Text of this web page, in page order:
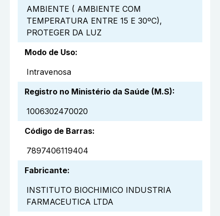
AMBIENTE ( AMBIENTE COM
TEMPERATURA ENTRE 15 E 30ºC),
PROTEGER DA LUZ
Modo de Uso:
Intravenosa
Registro no Ministério da Saúde (M.S):
1006302470020
Código de Barras:
7897406119404
Fabricante:
INSTITUTO BIOCHIMICO INDUSTRIA
FARMACEUTICA LTDA